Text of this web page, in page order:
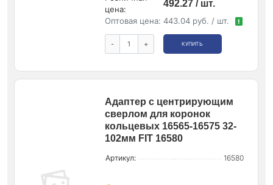
цена:
492.27 / шт.
Оптовая цена: 443.04 руб. / шт. !
- + КУПИТЬ
Адаптер с центрирующим
сверлом для коронок
кольцевых 16565-16575 32-
102мм FIT 16580
Артикул: 16580